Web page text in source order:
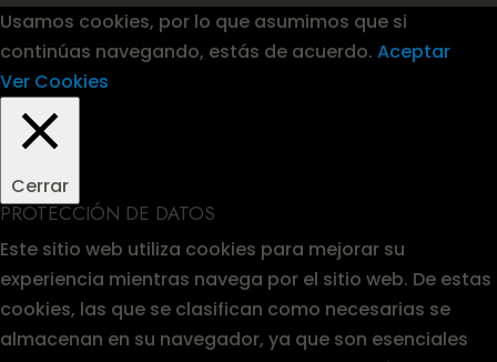
Usamos cookies, por lo que asumimos que si
continúas navegando, estás de acuerdo. Aceptar
Ver Cookies
Cerrar
PROTECCIÓN DE DATOS
Este sitio web utiliza cookies para mejorar su
experiencia mientras navega por el sitio web. De estas
cookies, las que se clasifican como necesarias se
almacenan en su navegador, ya que son esenciales